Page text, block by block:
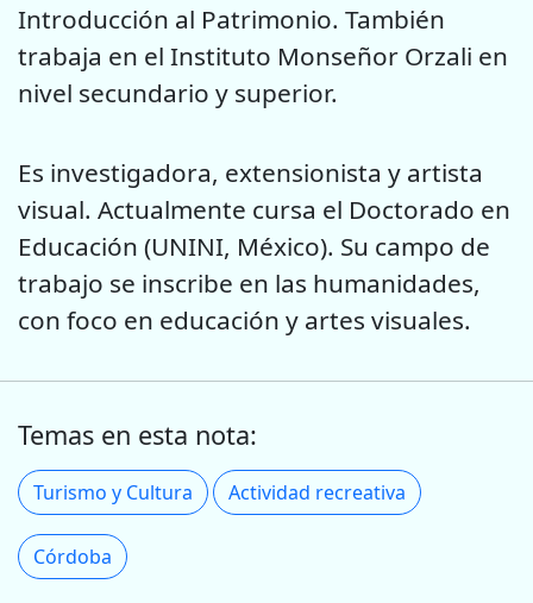
Introducción al Patrimonio. También
trabaja en el Instituto Monseñor Orzali en
nivel secundario y superior.
Es investigadora, extensionista y artista
visual. Actualmente cursa el Doctorado en
Educación (UNINI, México). Su campo de
trabajo se inscribe en las humanidades,
con foco en educación y artes visuales.
Temas en esta nota:
Turismo y Cultura Actividad recreativa
Córdoba